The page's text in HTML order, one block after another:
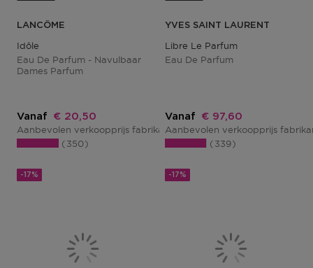
LANCÔME
Idôle
Eau De Parfum - Navulbaar
Dames Parfum
Vanaf Kortingsprijs
€ 20,50
Aanbevolen verkoopprijs fabrikant€ 25,00
350
YVES SAINT LAURENT
Libre Le Parfum
Eau De Parfum
Vanaf Kortingsprijs
€ 97,60
Aanbevolen verkoopprijs
339
-17% -17%